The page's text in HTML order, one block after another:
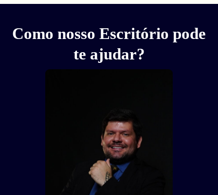
Como nosso Escritório pode
te ajudar?